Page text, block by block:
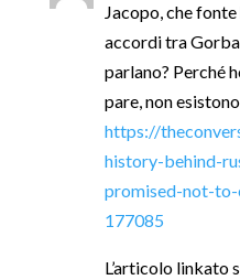
Jacopo, che
accordi tra
parlano? Perché
pare, non
https://
history-behind-
promised-not-
177085
L’articolo linkato